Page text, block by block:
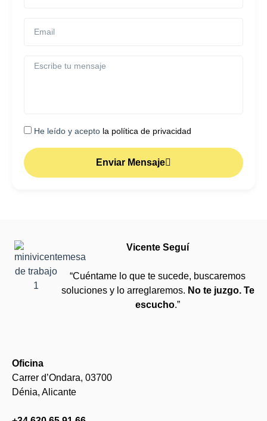
He leído y acepto la política de privacidad
Enviar Mensaje
Vicente Seguí
“Cuéntame lo que te sucede, buscaremos
soluciones y lo arreglaremos. No te juzgo. Te
escucho.”
Oficina
Carrer d’Ondara, 03700
Dénia, Alicante